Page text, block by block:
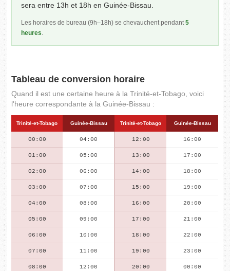
sera entre 13h et 18h en Guinée-Bissau.
Les horaires de bureau (9h–18h) se chevauchent pendant5
heures.
Tableau de conversion horaire
Quand il est une certaine heure à la Trinité-et-Tobago, voici
l'heure correspondante à la Guinée-Bissau :
Trinité-et-Tobago Guinée-Bissau Trinité-et-Tobago Guinée-Bissau
00:00 04:00 12:00 16:00
01:00 05:00 13:00 17:00
02:00 06:00 14:00 18:00
03:00 07:00 15:00 19:00
04:00 08:00 16:00 20:00
05:00 09:00 17:00 21:00
06:00 10:00 18:00 22:00
07:00 11:00 19:00 23:00
08:00 12:00 20:00 00:00